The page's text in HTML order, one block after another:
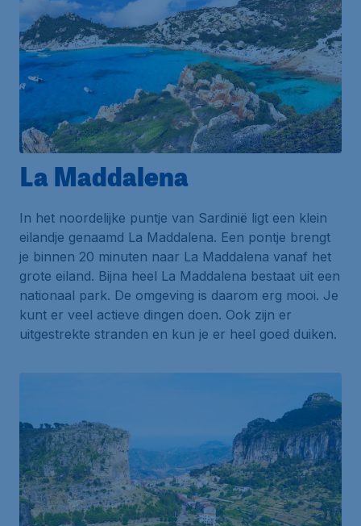
La Maddalena
In het noordelijke puntje van Sardinië ligt een klein
eilandje genaamd La Maddalena. Een pontje brengt
je binnen 20 minuten naar La Maddalena vanaf het
grote eiland. Bijna heel La Maddalena bestaat uit een
nationaal park. De omgeving is daarom erg mooi. Je
kunt er veel actieve dingen doen. Ook zijn er
uitgestrekte stranden en kun je er heel goed duiken.